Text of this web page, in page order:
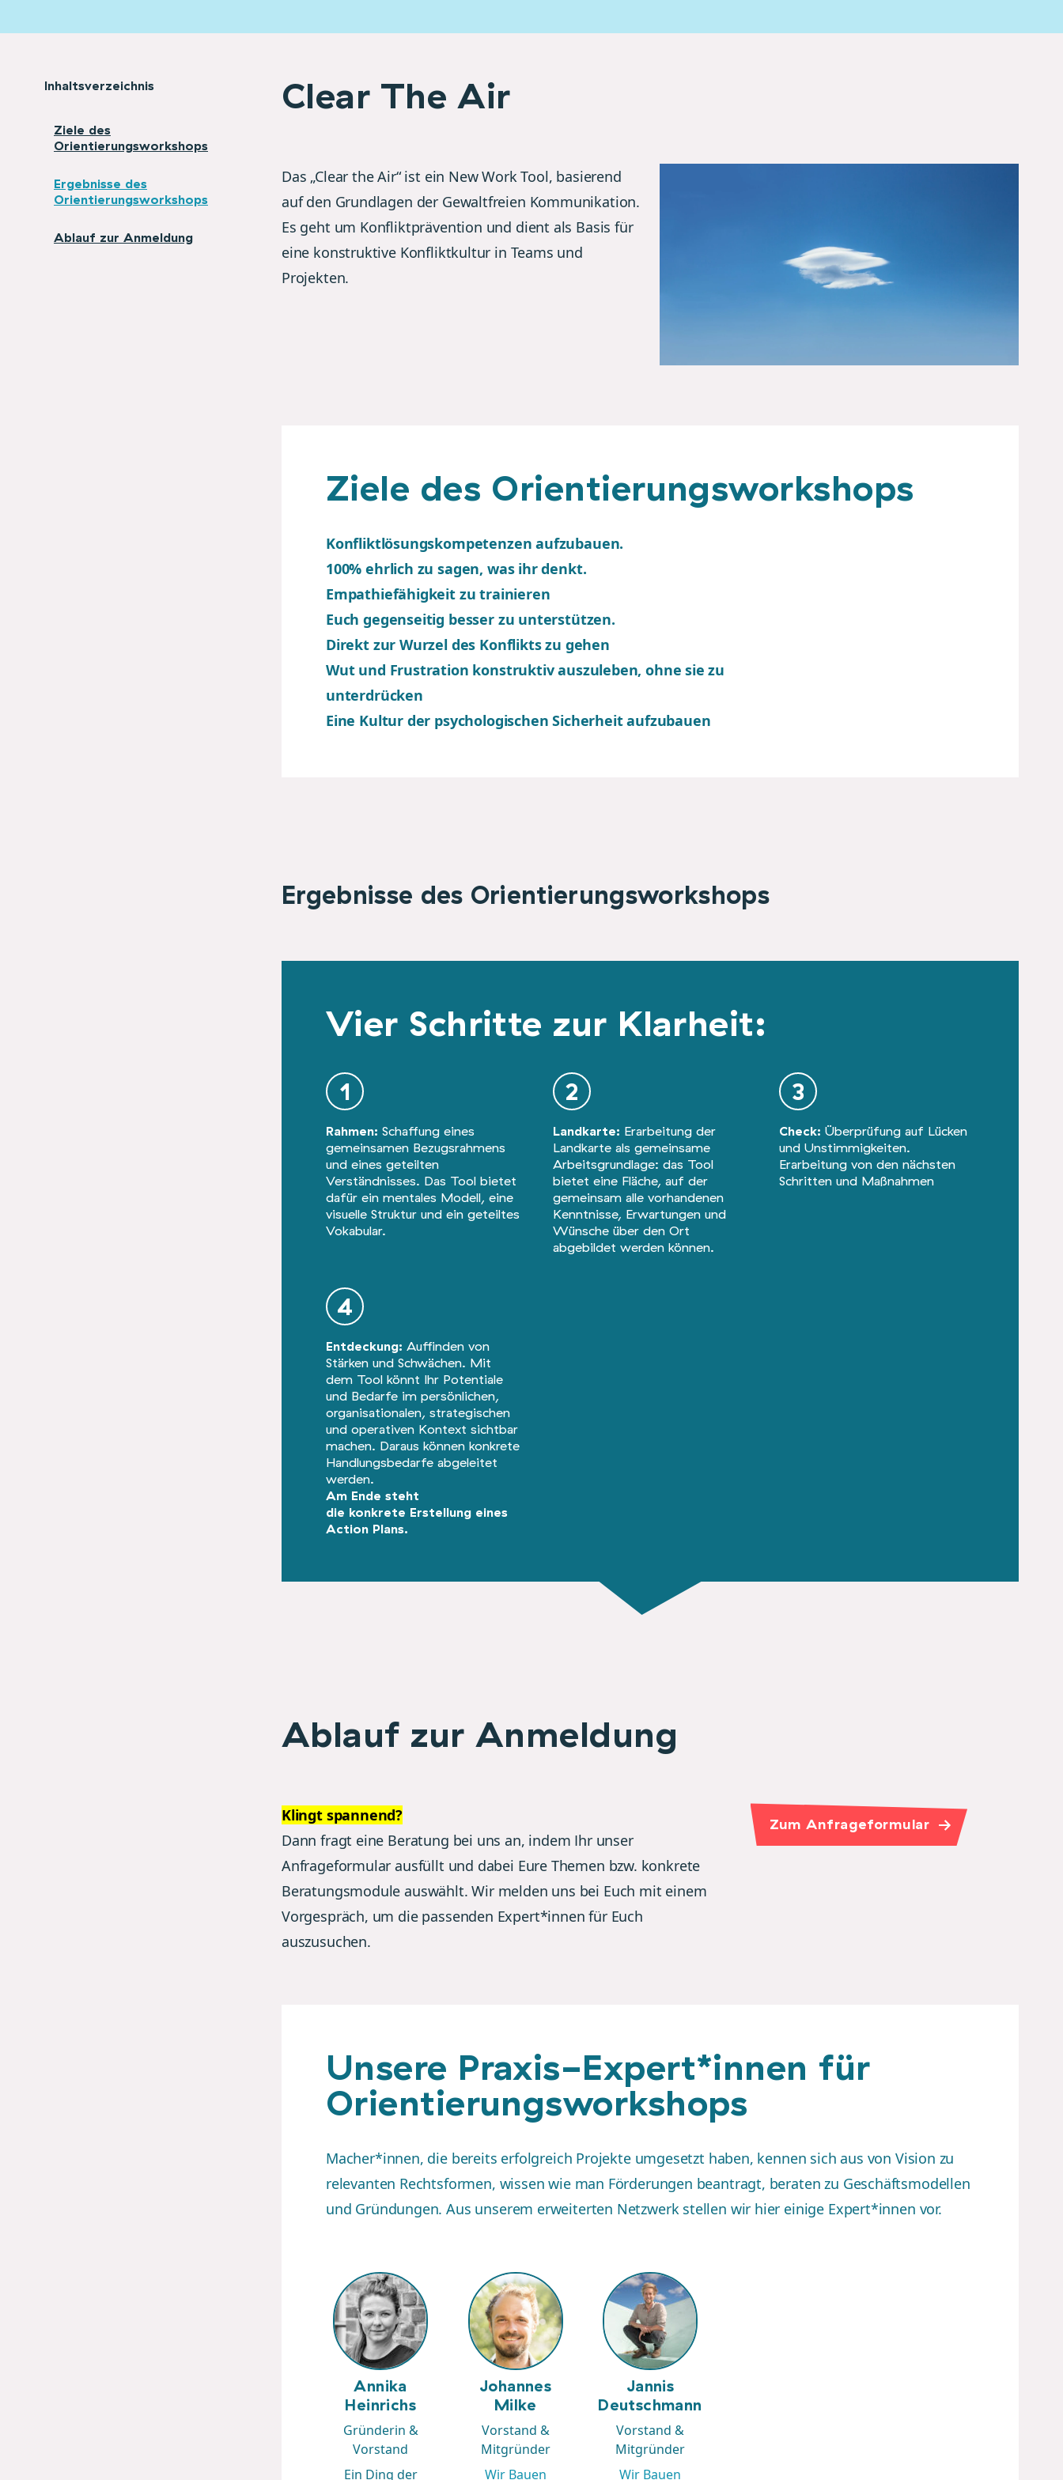
Inhaltsverzeichnis
Ziele des
Orientierungsworkshops
Ergebnisse des
Orientierungsworkshops
Ablauf zur Anmeldung
Clear The Air
Das „Clear the Air“ ist ein New Work Tool, basierend
auf den Grundlagen der Gewaltfreien Kommunikation.
Es geht um Konfliktprävention und dient als Basis für
eine konstruktive Konfliktkultur in Teams und
Projekten.
Ziele des Orientierungsworkshops
Konfliktlösungskompetenzen aufzubauen.
100% ehrlich zu sagen, was ihr denkt.
Empathiefähigkeit zu trainieren
Euch gegenseitig besser zu unterstützen.
Direkt zur Wurzel des Konflikts zu gehen
Wut und Frustration konstruktiv auszuleben, ohne sie zu
unterdrücken
Eine Kultur der psychologischen Sicherheit aufzubauen
Ergebnisse des Orientierungsworkshops
Vier Schritte zur Klarheit:
1
Rahmen: Schaffung eines
gemeinsamen Bezugsrahmens
und eines geteilten
Verständnisses. Das Tool bietet
dafür ein mentales Modell, eine
visuelle Struktur und ein geteiltes
Vokabular.
2
Landkarte: Erarbeitung der
Landkarte als gemeinsame
Arbeitsgrundlage: das Tool
bietet eine Fläche, auf der
gemeinsam alle vorhandenen
Kenntnisse, Erwartungen und
Wünsche über den Ort
abgebildet werden können.
3
Check: Überprüfung auf Lücken
und Unstimmigkeiten.
Erarbeitung von den nächsten
Schritten und Maßnahmen
4
Entdeckung: Auffinden von
Stärken und Schwächen. Mit
dem Tool könnt Ihr Potentiale
und Bedarfe im persönlichen,
organisationalen, strategischen
und operativen Kontext sichtbar
machen. Daraus können konkrete
Handlungsbedarfe abgeleitet
werden.
Am Ende steht
die konkrete Erstellung eines
Action Plans.
Ablauf zur Anmeldung
Klingt spannend?
Dann fragt eine Beratung bei uns an, indem Ihr unser
Anfrageformular ausfüllt und dabei Eure Themen bzw. konkrete
Beratungsmodule auswählt. Wir melden uns bei Euch mit einem
Vorgespräch, um die passenden Expert*innen für Euch
auszusuchen.
Zum Anfrageformular
Unsere Praxis-Expert*innen für
Orientierungsworkshops
Macher*innen, die bereits erfolgreich Projekte umgesetzt haben, kennen sich aus von Vision zu
relevanten Rechtsformen, wissen wie man Förderungen beantragt, beraten zu Geschäftsmodellen
und Gründungen. Aus unserem erweiterten Netzwerk stellen wir hier einige Expert*innen vor.
Annika
Heinrichs
Gründerin &
Vorstand
Ein Ding der
Johannes
Milke
Vorstand &
Mitgründer
Wir Bauen
Jannis
Deutschmann
Vorstand &
Mitgründer
Wir Bauen